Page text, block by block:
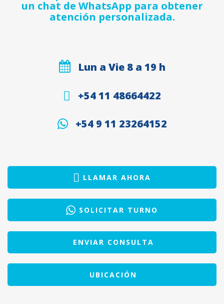
un chat de WhatsApp para obtener
atención personalizada.
Lun a Vie 8 a 19 h
+54 11 48664422
+54 9 11 23264152
LLAMAR AHORA
SOLICITAR TURNO
ENVIAR CONSULTA
UBICACIÓN